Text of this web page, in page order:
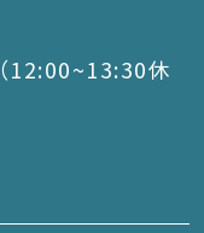
12:00~13:30休